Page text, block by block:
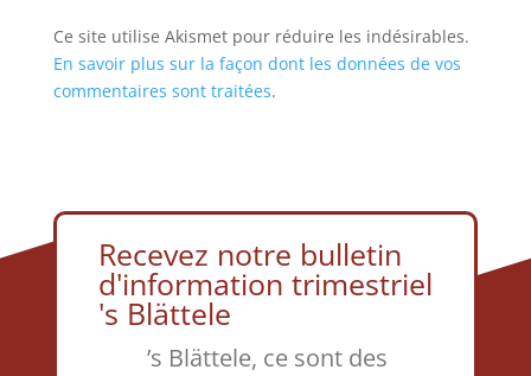
Ce site utilise Akismet pour réduire les indésirables.
En savoir plus sur la façon dont les données de vos
commentaires sont traitées.
Recevez notre bulletin
d'information trimestriel
's Blättele
’s Blättele, ce sont des